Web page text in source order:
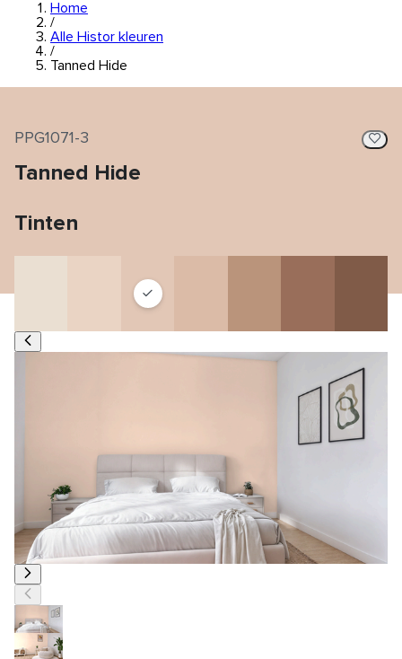
Home
/
Alle Histor kleuren
/
Tanned Hide
PPG1071-3
Tanned Hide
Tinten